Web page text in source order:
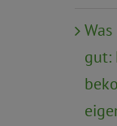
gut: